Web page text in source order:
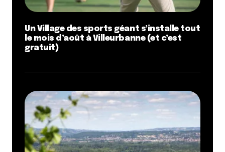
Un Village des sports géant s’installe tout
le mois d’août à Villeurbanne (et c’est
gratuit)